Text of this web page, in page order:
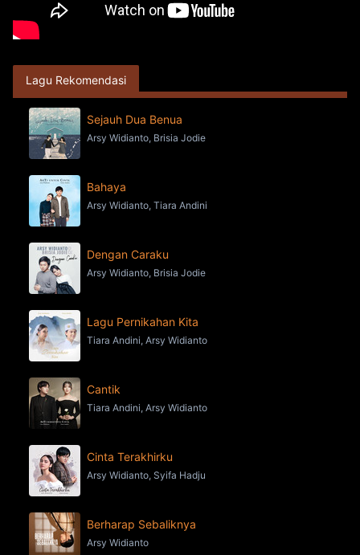
Lagu Rekomendasi
Sejauh Dua Benua
Arsy Widianto, Brisia Jodie
Bahaya
Arsy Widianto, Tiara Andini
Dengan Caraku
Arsy Widianto, Brisia Jodie
Lagu Pernikahan Kita
Tiara Andini, Arsy Widianto
Cantik
Tiara Andini, Arsy Widianto
Cinta Terakhirku
Arsy Widianto, Syifa Hadju
Berharap Sebaliknya
Arsy Widianto